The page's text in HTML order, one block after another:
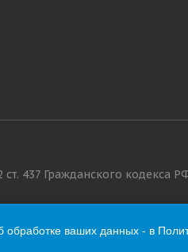
437 Гражданского кодекса
обработке ваших данных - в